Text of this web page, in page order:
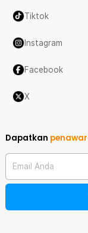
Tiktok
Instagram
Facebook
X
Dapatkan
Email Anda